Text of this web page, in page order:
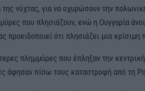
της νύχτας, για να οχυρώσουν την
που πλησιάζουν, ενώ η Ουγγαρία
προειδοποιεί ότι πλησιάζει μια κρίσιμη
πλημμύρες που έπληξαν την
άφησαν πίσω τους καταστροφή από τη